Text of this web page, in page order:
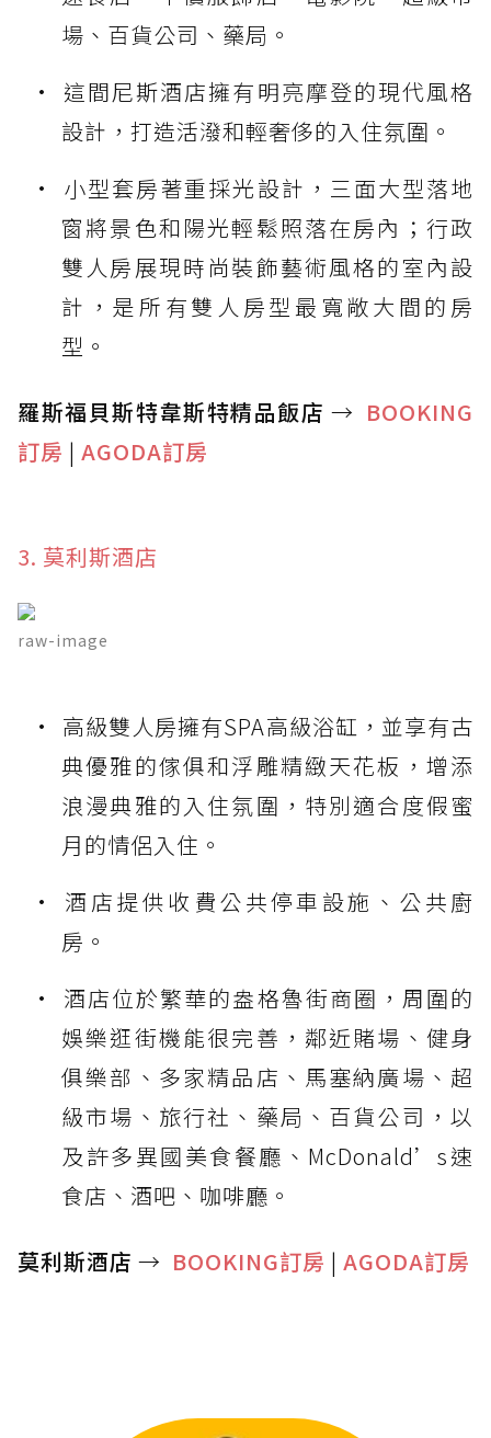
場、百貨公司、藥局。
這間尼斯酒店擁有明亮摩登的現代風格
設計，打造活潑和輕奢侈的入住氛圍。
小型套房著重採光設計，三面大型落地
窗將景色和陽光輕鬆照落在房內；行政
雙人房展現時尚裝飾藝術風格的室內設
計，是所有雙人房型最寬敞大間的房
型。
羅斯福貝斯特韋斯特精品飯店 → BOOKING
訂房 | AGODA訂房
3. 莫利斯酒店
raw-image
高級雙人房擁有SPA高級浴缸，並享有古
典優雅的傢俱和浮雕精緻天花板，增添
浪漫典雅的入住氛圍，特別適合度假蜜
月的情侶入住。
酒店提供收費公共停車設施、公共廚
房。
酒店位於繁華的盎格魯街商圈，周圍的
娛樂逛街機能很完善，鄰近賭場、健身
俱樂部、多家精品店、馬塞納廣場、超
級市場、旅行社、藥局、百貨公司，以
及許多異國美食餐廳、McDonald’s速
食店、酒吧、咖啡廳。
莫利斯酒店 → BOOKING訂房 | AGODA訂房